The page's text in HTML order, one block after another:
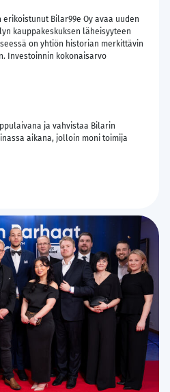
Bilar99e Oy avaa uuden
kauppakeskuksen läheisyyteen
on yhtiön historian merkittävin
Investoinnin kokonaisarvo
ja vahvistaa Bilarin
aikana, jolloin moni toimija